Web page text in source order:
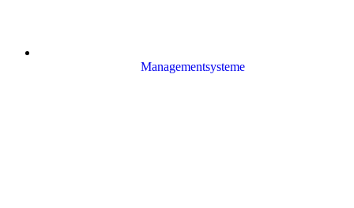
Managementsysteme